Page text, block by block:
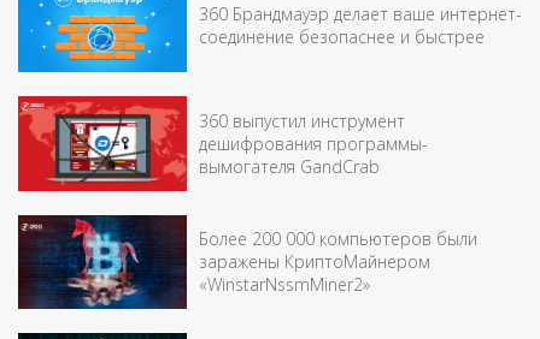
360 Брандмауэр делает ваше интернет-
соединение безопаснее и быстрее
360 выпустил инструмент
дешифрования программы-
вымогателя GandCrab
Более 200 000 компьютеров были
заражены КриптоМайнером
«WinstarNssmMiner2»